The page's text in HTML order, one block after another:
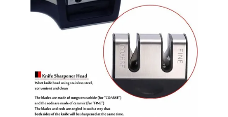
PRIVACY